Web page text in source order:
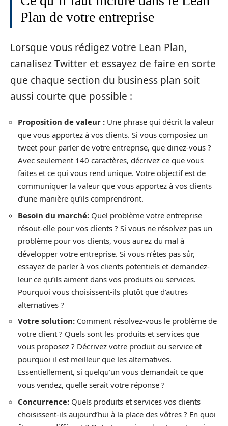
Plan de votre entreprise
Lorsque vous rédigez votre Lean Plan,
canalisez Twitter et essayez de faire en sorte
que chaque section du business plan soit
aussi courte que possible :
Proposition de valeur : Une phrase qui décrit la valeur
que vous apportez à vos clients. Si vous composiez un
tweet pour parler de votre entreprise, que diriez-vous ?
Avec seulement 140 caractères, décrivez ce que vous
faites et ce qui vous rend unique. Votre objectif est de
communiquer la valeur que vous apportez à vos clients
d’une manière qu’ils comprendront.
Besoin du marché: Quel problème votre entreprise
résout-elle pour vos clients ? Si vous ne résolvez pas un
problème pour vos clients, vous aurez du mal à
développer votre entreprise. Si vous n’êtes pas sûr,
essayez de parler à vos clients potentiels et demandez-
leur ce qu’ils aiment dans vos produits ou services.
Pourquoi vous choisissent-ils plutôt que d’autres
alternatives ?
Votre solution: Comment résolvez-vous le problème de
votre client ? Quels sont les produits et services que
vous proposez ? Décrivez votre produit ou service et
pourquoi il est meilleur que les alternatives.
Essentiellement, si quelqu’un vous demandait ce que
vous vendez, quelle serait votre réponse ?
Concurrence: Quels produits et services vos clients
choisissent-ils aujourd’hui à la place des vôtres ? En quoi